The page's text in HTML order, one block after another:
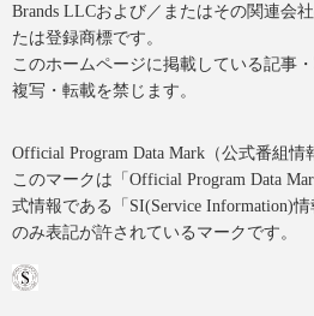
Brands LLCおよび／またはその関連会
たは登録商標です。
このホームページに掲載している記事
複写・転載を禁じます。
Official Program Data Mark（公式番組情
このマークは「Official Program Data
式情報である「SI(Service Information)
のみ表記が許されているマークです。